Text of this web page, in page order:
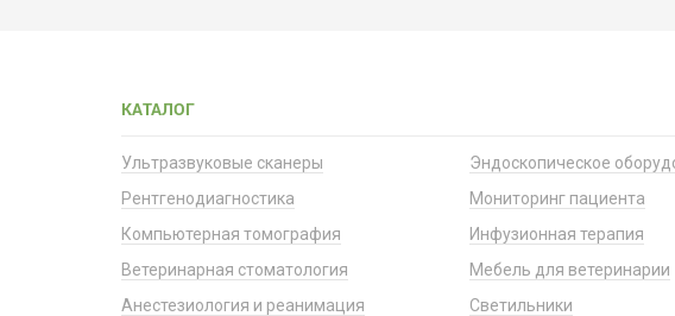
КАТАЛОГ
Ультразвуковые сканеры
Рентгенодиагностика
Компьютерная томография
Ветеринарная стоматология
Анестезиология и реанимация
Эндоскопическое
Мониторинг пациента
Инфузионная терапия
Мебель для ветеринарии
Светильники